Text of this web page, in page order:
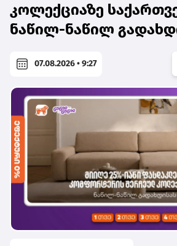
კოლექციაზე
ნაწილ-ნაწილ
07.08.2026 • 9:27